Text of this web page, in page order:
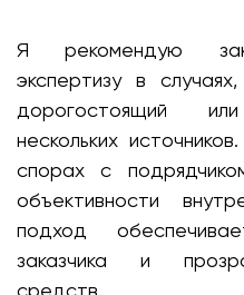
Я рекомендую
экспертизу в
дорогостоящий
нескольких
спорах с
объективности
подход
заказчика и
средств.